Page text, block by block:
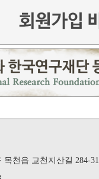
목천읍 교천지산길 284-31